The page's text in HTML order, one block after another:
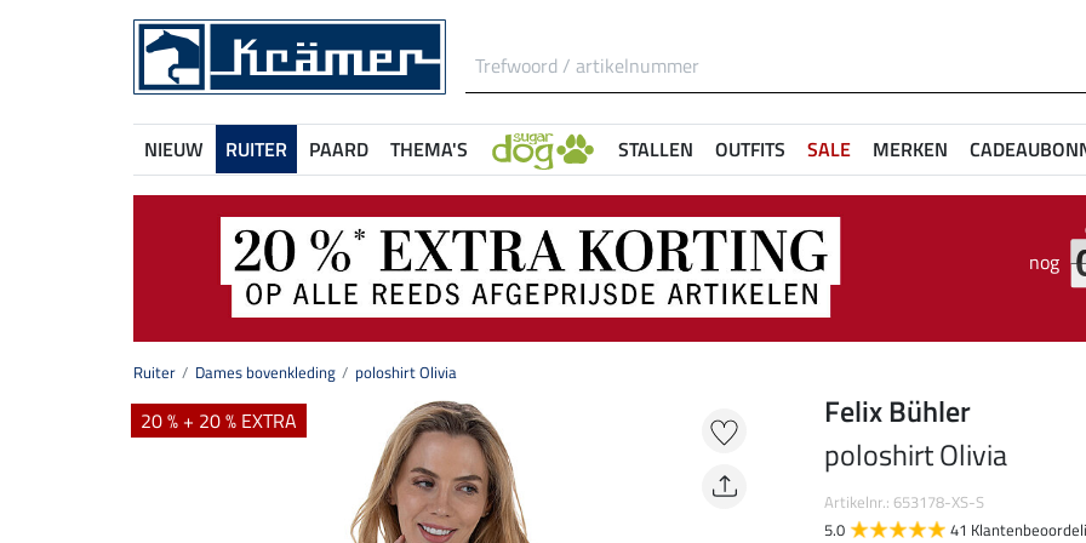
NIEUW RUITER PAARD THEMA'S STALLEN OUTFITS SALE MERKEN
nog
Ruiter Dames bovenkleding poloshirt Olivia
20 % + 20 % EXTRA
Felix Bühler
poloshirt Olivia
Artikelnr.: 653178-XS-S
5.0
41